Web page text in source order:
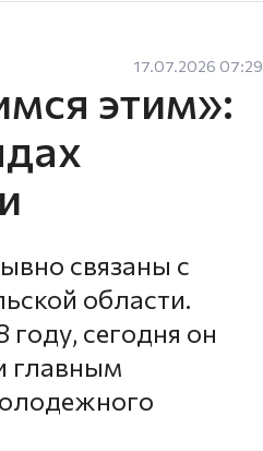
17.07.2026 07:29
этим»:
связаны с
области.
сегодня он
главным